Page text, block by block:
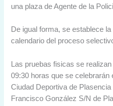
una plaza de Agente de la
De igual forma, se establece
calendario del proceso
Las pruebas fisicas se
09:30 horas que se celebrarán
Ciudad Deportiva de
Francisco González S/N de